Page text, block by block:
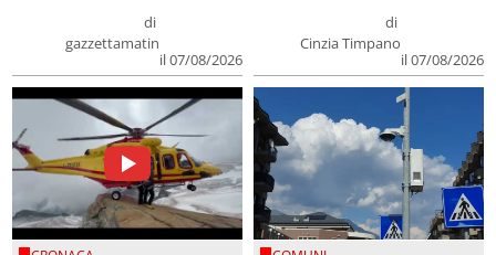
di
gazzettamatin
il 07/08/2026
di
Cinzia Timpano
il 07/08/2026